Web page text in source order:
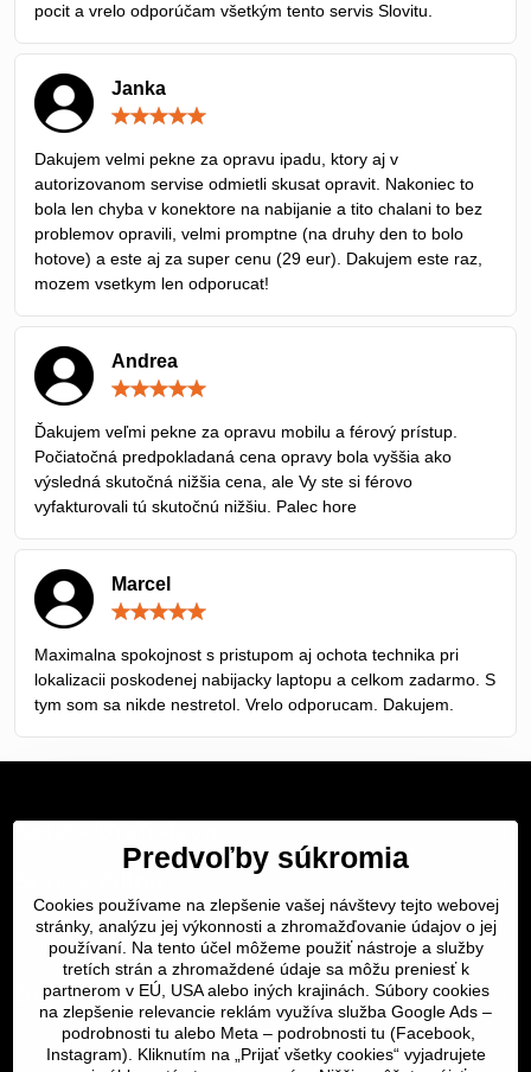
pocit a vrelo odporúčam všetkým tento servis Slovitu.
Janka
5
Dakujem velmi pekne za opravu ipadu, ktory aj v
autorizovanom servise odmietli skusat opravit. Nakoniec to
bola len chyba v konektore na nabijanie a tito chalani to bez
problemov opravili, velmi promptne (na druhy den to bolo
hotove) a este aj za super cenu (29 eur). Dakujem este raz,
mozem vsetkym len odporucat!
Andrea
5
Ďakujem veľmi pekne za opravu mobilu a férový prístup.
Počiatočná predpokladaná cena opravy bola vyššia ako
výsledná skutočná nižšia cena, ale Vy ste si férovo
vyfakturovali tú skutočnú nižšiu. Palec hore
Marcel
5
Maximalna spokojnost s pristupom aj ochota technika pri
lokalizacii poskodenej nabijacky laptopu a celkom zadarmo. S
tym som sa nikde nestretol. Vrelo odporucam. Dakujem.
Servis Bratislava
Servis Košice
Dôležité odkazy
SERVIS KURIÉROM
Predvoľby súkromia
Cookies používame na zlepšenie vašej návštevy tejto webovej
stránky, analýzu jej výkonnosti a zhromažďovanie údajov o jej
používaní. Na tento účel môžeme použiť nástroje a služby
tretích strán a zhromaždené údaje sa môžu preniesť k
partnerom v EÚ, USA alebo iných krajinách. Súbory cookies
na zlepšenie relevancie reklám využíva služba Google Ads –
podrobnosti tu alebo Meta – podrobnosti tu (Facebook,
Instagram). Kliknutím na „Prijať všetky cookies“ vyjadrujete